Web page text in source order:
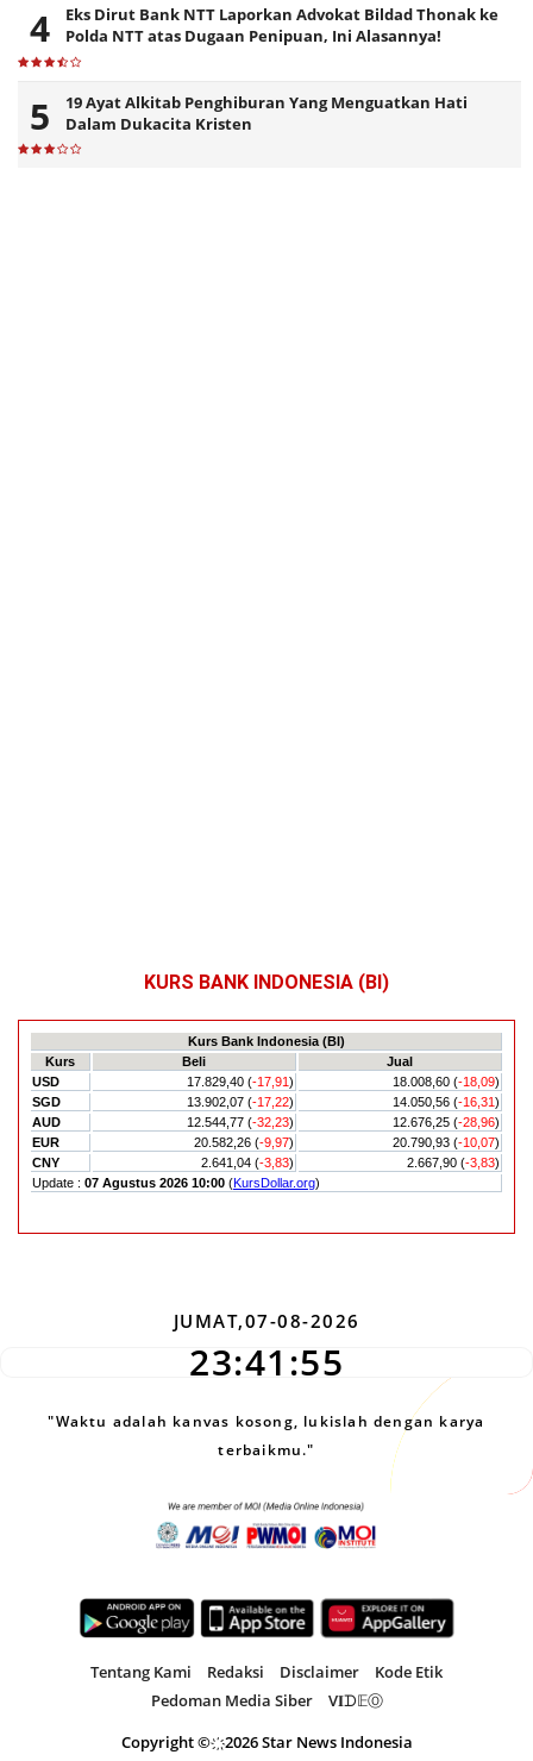
Eks Dirut Bank NTT Laporkan Advokat Bildad Thonak ke
Polda NTT atas Dugaan Penipuan, Ini Alasannya!
19 Ayat Alkitab Penghiburan Yang Menguatkan Hati
Dalam Dukacita Kristen
KURS BANK INDONESIA (BI)
JUMAT,07-08-2026
23:41:55
"Waktu adalah kanvas kosong, lukislah dengan karya
terbaikmu."
Tentang Kami Redaksi Disclaimer
Kode Etik
Pedoman Media Siber
V𝐈ᗪ𝔼Ⓞ
Copyright ©҉2026 Star News Indonesia